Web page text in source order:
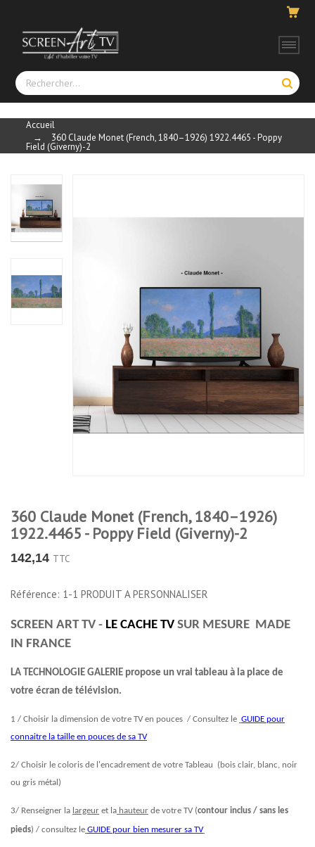
Accueil
→
360 Claude Monet (French, 1840–1926) 1922.4465 - Poppy
Field (Giverny)-2
360 Claude Monet (French, 1840–1926)
1922.4465 - Poppy Field (Giverny)-2
142,14 TTC
Référence: 1-1 PRODUIT A PERSONNALISER
SCREEN ART TV - LE CACHE TV SUR MESURE MADE
IN FRANCE
LA TECHNOLOGIE GALERIE propose un vrai tableau à la place de
votre écran de télévision.
1 / Choisir la dimension de votre TV en pouces / Consultez le GUIDE pour
connaitre la taille en pouces de sa TV
2/ Choisir le coloris de l'encadrement de votre Tableau (bois clair, blanc, noir
ou gris métal)
3/ Renseigner la largeur et la hauteur de votre TV (contour inclus / sans les
pieds) / consultez le GUIDE pour bien mesurer sa TV